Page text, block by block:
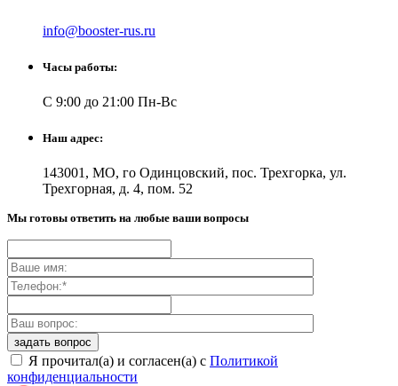
info@booster-rus.ru
Часы работы:
С 9:00 до 21:00 Пн-Вс
Наш адрес:
143001, МО, го Одинцовский, пос. Трехгорка, ул.
Трехгорная, д. 4, пом. 52
Мы готовы ответить на любые ваши вопросы
Я прочитал(а) и согласен(а) с Политикой
конфиденциальности